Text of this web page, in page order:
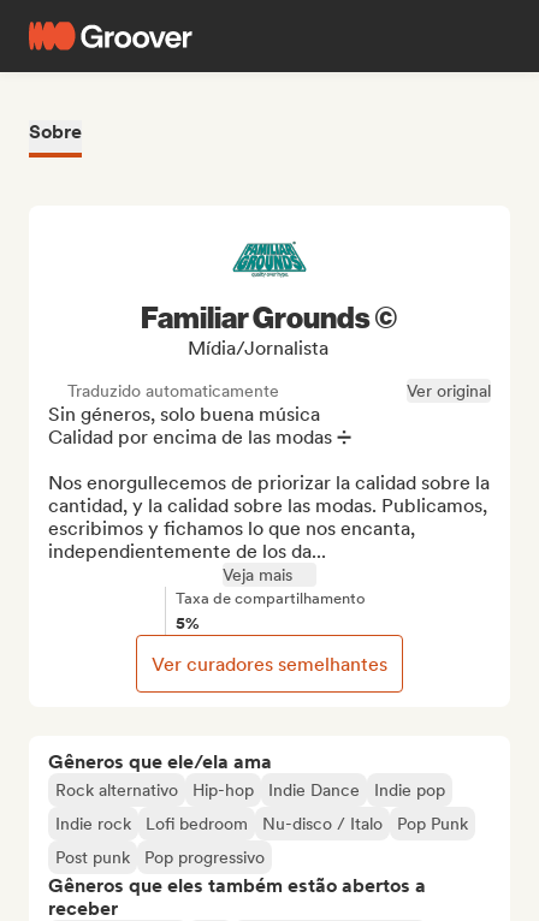
Sobre
Gêneros que ele/ela ama
Rock alternativo Hip-hop Indie Dance
Indie pop
Indie rock
Lofi bedroom Nu-disco / Italo
Pop Punk
Post punk
Pop progressivo
Gêneros que eles também estão abertos a
receber
Familiar Grounds ©
Mídia/Jornalista
Traduzido automaticamente Ver original
Sin géneros, solo buena música
Calidad por encima de las modas ➗
Nos enorgullecemos de priorizar la calidad sobre la
cantidad, y la calidad sobre las modas. Publicamos,
escribimos y fichamos lo que nos encanta,
independientemente de los da...
Veja mais
Taxa de compartilhamento
5%
Ver curadores semelhantes